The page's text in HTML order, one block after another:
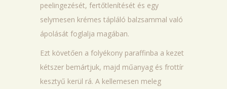
peelingezését, fertőtlenítését és egy
selymesen krémes tápláló balzsammal való
ápolását foglalja magában.
Ezt követően a folyékony paraffinba a kezet
kétszer bemártjuk, majd műanyag és frottír
kesztyű kerül rá. A kellemesen meleg